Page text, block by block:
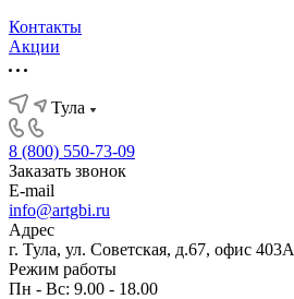
Контакты
Акции
Тула
8 (800) 550-73-09
Заказать звонок
E-mail
info@artgbi.ru
Адрес
г. Тула, ул. Советская, д.67, офис 403А
Режим работы
Пн - Вс: 9.00 - 18.00